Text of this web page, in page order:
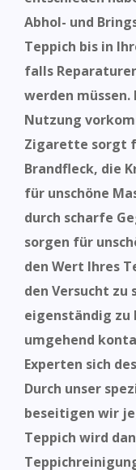
Abhol- und
Teppich bis in
falls
werden müssen.
Nutzung
Zigarette sorgt
Brandfleck, die
für unschöne
durch scharfe
sorgen für
den Wert Ihres
den Versucht zu
eigenständig zu
umgehend
Experten sich
Durch unser
beseitigen wir
Teppich wird